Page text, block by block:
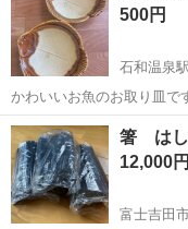
500円
石和温泉駅
かわいいお魚のお取り皿ですϵ( 'Θ' )϶ 1つのお皿が欠
くしました！
山梨 甲府市
箸 は
12,000円
富士吉田